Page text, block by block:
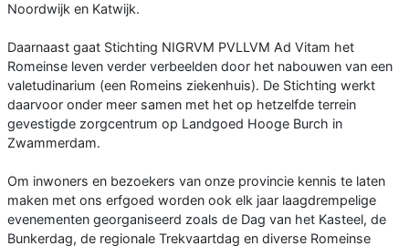
Noordwijk en Katwijk.
Daarnaast gaat Stichting NIGRVM PVLLVM Ad Vitam het
Romeinse leven verder verbeelden door het nabouwen van een
valetudinarium (een Romeins ziekenhuis). De Stichting werkt
daarvoor onder meer samen met het op hetzelfde terrein
gevestigde zorgcentrum op Landgoed Hooge Burch in
Zwammerdam.
Om inwoners en bezoekers van onze provincie kennis te laten
maken met ons erfgoed worden ook elk jaar laagdrempelige
evenementen georganiseerd zoals de Dag van het Kasteel, de
Bunkerdag, de regionale Trekvaartdag en diverse Romeinse